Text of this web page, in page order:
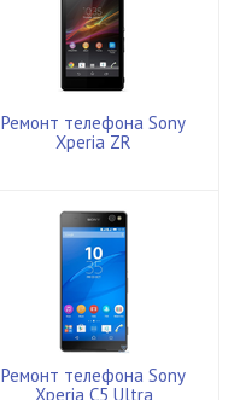
Ремонт телефона Sony
Xperia ZR
Ремонт телефона Sony
Xperia C5 Ultra